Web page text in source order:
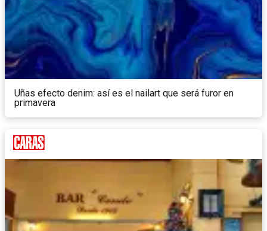
Uñas efecto denim: así es el nailart que será furor en
primavera